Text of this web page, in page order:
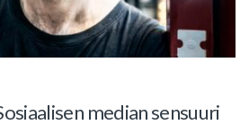
median sensuuri